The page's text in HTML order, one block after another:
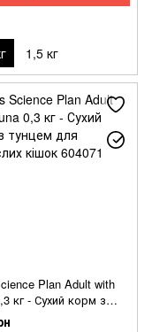
1,5 кг
Plan Adult with
кг - Сухий корм з
для дорослих кішок